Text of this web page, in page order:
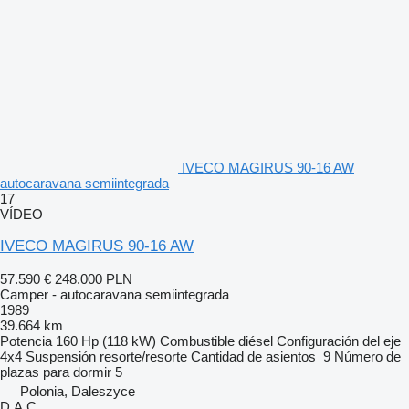
IVECO MAGIRUS 90-16 AW
autocaravana semiintegrada
17
VÍDEO
IVECO MAGIRUS 90-16 AW
57.590 € 248.000 PLN
Camper - autocaravana semiintegrada
1989
39.664 km
Potencia 160 Hp (118 kW) Combustible diésel Configuración del eje
4x4 Suspensión resorte/resorte Cantidad de asientos 9 Número de
plazas para dormir 5
Polonia, Daleszyce